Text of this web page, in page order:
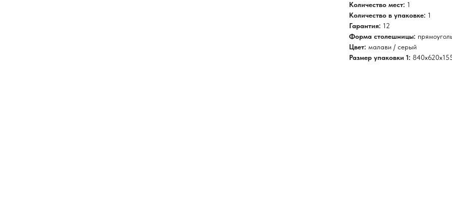
Количество мест: 1
Количество в упаковке: 1
Гарантия: 12
Форма столешницы:
Цвет: малави / серый
Размер упаковки 1: